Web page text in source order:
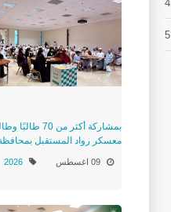
بمشاركة أكثر من
معسكر رواد المستقبل
09 اغسطس 2026
4
5